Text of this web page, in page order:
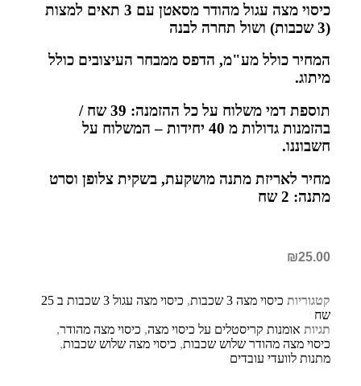
כיסוי מצה עגול מהודר מסאטן עם 3 תאים למצות
(3 שכבות) ושול תחרה לבנה
המחיר כולל מע"מ, הדפס ממבחר העיצובים כולל
מיתוג.
תוספת דמי משלוח על כל ההזמנה: 39 שח /
בהזמנות גדולות מ 40 יחידות – המשלוח על
חשבוננו.
מחיר לאריזת מתנה מושקעת, בשקית צלופן וסרט
מתנה: 2 שח
₪25.00
קטגוריות כיסוי מצה 3 שכבות ,
כיסוי מצה עגול 3 שכבות ב 25
שח
תגיות אומנות קריסטלים על כיסוי מצה, כיסוי מצה מהודר,
כיסוי מצה מהודר שלוש שכבות, כיסוי מצה שלוש שכבות,
מתנות לוועדי עובדים